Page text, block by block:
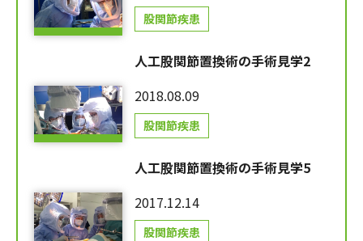
股関節疾患
人工股関節置換術の手術見学2
2018.08.09
股関節疾患
人工股関節置換術の手術見学5
2017.12.14
股関節疾患